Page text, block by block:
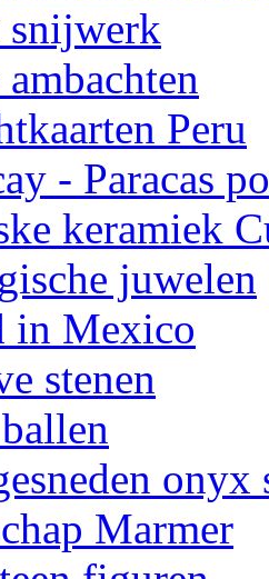
snijwerk
ambachten
Peru
- Paracas
keramiek
juwelen
in Mexico
stenen
onyx
Marmer